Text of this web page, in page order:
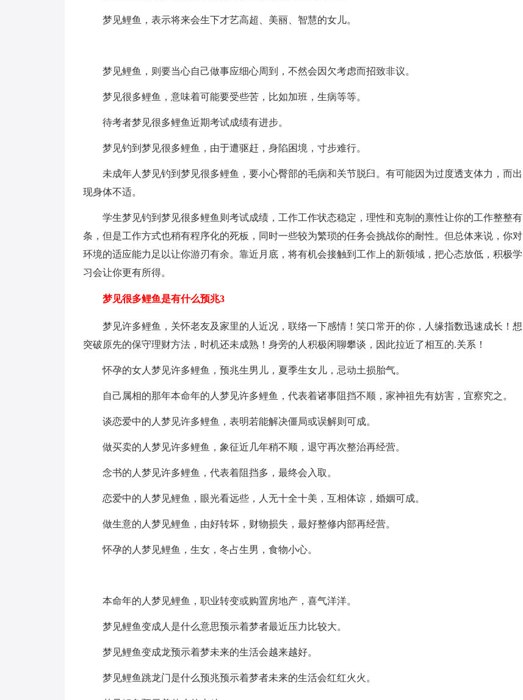
梦见鲤鱼，表示将来会生下才艺高超、美丽、智慧的女儿。
梦见鲤鱼，则要当心自己做事应细心周到，不然会因欠考虑而招致非议。
梦见很多鲤鱼，意味着可能要受些苦，比如加班，生病等等。
待考者梦见很多鲤鱼近期考试成绩有进步。
梦见钓到梦见很多鲤鱼，由于遭驱赶，身陷困境，寸步难行。
未成年人梦见钓到梦见很多鲤鱼，要小心臀部的毛病和关节脱臼。有可能因为过度透支体力，而出
现身体不适。
学生梦见钓到梦见很多鲤鱼则考试成绩，工作工作状态稳定，理性和克制的禀性让你的工作整整有
条，但是工作方式也稍有程序化的死板，同时一些较为繁琐的任务会挑战你的耐性。但总体来说，你对
环境的适应能力足以让你游刃有余。靠近月底，将有机会接触到工作上的新领域，把心态放低，积极学
习会让你更有所得。
梦见很多鲤鱼是有什么预兆3
梦见许多鲤鱼，关怀老友及家里的人近况，联络一下感情！笑口常开的你，人缘指数迅速成长！想
突破原先的保守理财方法，时机还未成熟！身旁的人积极闲聊攀谈，因此拉近了相互的.关系！
怀孕的女人梦见许多鲤鱼，预兆生男儿，夏季生女儿，忌动土损胎气。
自己属相的那年本命年的人梦见许多鲤鱼，代表着诸事阻挡不顺，家神祖先有妨害，宜察究之。
谈恋爱中的人梦见许多鲤鱼，表明若能解决僵局或误解则可成。
做买卖的人梦见许多鲤鱼，象征近几年稍不顺，退守再次整治再经营。
念书的人梦见许多鲤鱼，代表着阻挡多，最终会入取。
恋爱中的人梦见鲤鱼，眼光看远些，人无十全十美，互相体谅，婚姻可成。
做生意的人梦见鲤鱼，由好转坏，财物损失，最好整修内部再经营。
怀孕的人梦见鲤鱼，生女，冬占生男，食物小心。
本命年的人梦见鲤鱼，职业转变或购置房地产，喜气洋洋。
梦见鲤鱼变成人是什么意思预示着梦者最近压力比较大。
梦见鲤鱼变成龙预示着梦未来的生活会越来越好。
梦见鲤鱼跳龙门是什么预兆预示着梦者未来的生活会红红火火。